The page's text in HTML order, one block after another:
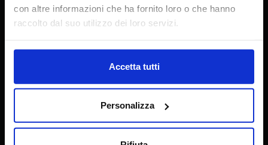
con altre informazioni che ha fornito loro o che hanno
raccolto dal suo utilizzo dei loro servizi.
Accetta tutti
Personalizza
50 anni di storia ed esperienza al tuo servizio, per arredare con
stile e gusto la tua casa. Dall’enorme attenzione al dettaglio e
diventata un modello di riferimento e all’avanguardia nella
progettazione, produzione e commercializzazione di tessuti,
tendaggi e biancheria per la casa.